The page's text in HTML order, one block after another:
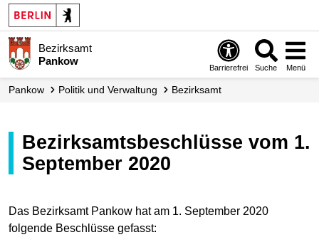
Bezirksamt
Pankow
Barrierefrei Suche Menü
Pankow Politik und Verwaltung Bezirksamt
Bezirksamtsbeschlüsse vom 1.
September 2020
Das Bezirksamt Pankow hat am 1. September 2020
folgende Beschlüsse gefasst: